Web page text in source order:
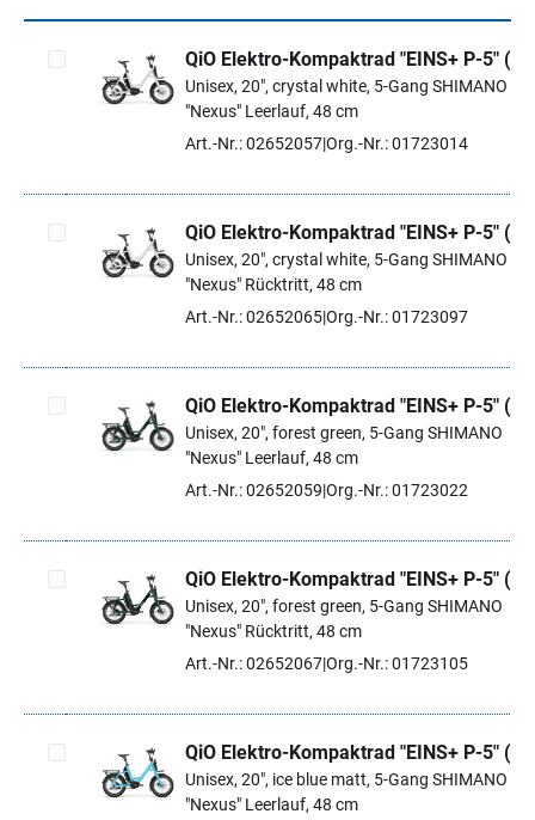
Artikel auswählen
QiO Elektro-Kompaktrad "EINS+ P-5"
Unisex, 20", crystal white, 5-Gang SHIMANO
"Nexus" Leerlauf, 48 cm
Art.-Nr.: 02652057Org.-Nr.: 01723014
Artikel auswählen
QiO Elektro-Kompaktrad "EINS+ P-5"
Unisex, 20", crystal white, 5-Gang SHIMANO
"Nexus" Rücktritt, 48 cm
Art.-Nr.: 02652065Org.-Nr.: 01723097
Artikel auswählen
QiO Elektro-Kompaktrad "EINS+ P-5"
Unisex, 20", forest green, 5-Gang SHIMANO
"Nexus" Leerlauf, 48 cm
Art.-Nr.: 02652059 Org.-Nr.: 01723022
Artikel auswählen
QiO Elektro-Kompaktrad "EINS+ P-5"
Unisex, 20", forest green, 5-Gang SHIMANO
"Nexus" Rücktritt, 48 cm
Art.-Nr.: 02652067Org.-Nr.: 01723105
Artikel auswählen
QiO Elektro-Kompaktrad "EINS+ P-5"
Unisex, 20", ice blue matt, 5-Gang SHIMANO
"Nexus" Leerlauf, 48 cm